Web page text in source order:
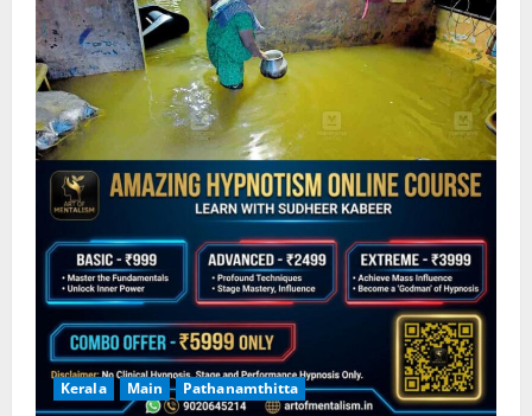
Kerala Main Pathanamthitta